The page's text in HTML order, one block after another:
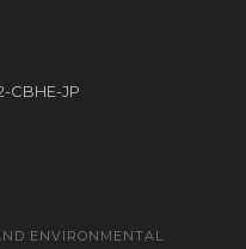
CBHE-JP
ENVIRONMENTAL